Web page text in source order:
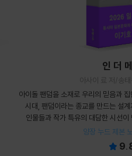
인 더
아사이 료 저/송태
아이돌 팬덤을 소재로 우리의 믿음과
시대, 팬덤이라는 종교를 만드는 설
인물들과 작가 특유의 대담한 시선
양장 누드 제본